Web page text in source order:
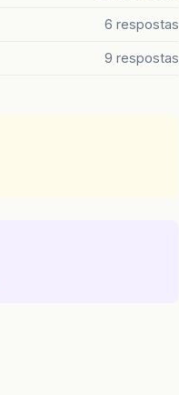
6 respostas
9 respostas